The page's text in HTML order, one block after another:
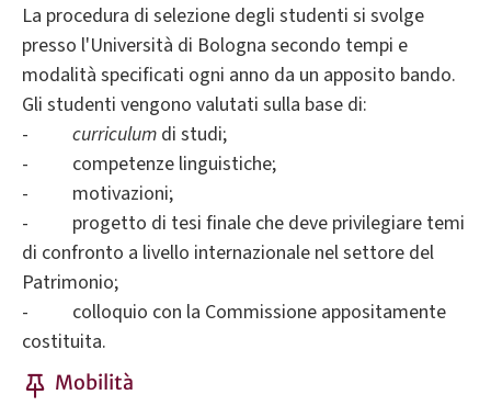
La procedura di selezione degli studenti si svolge
presso l'Università di Bologna secondo tempi e
modalità specificati ogni anno da un apposito bando.
Gli studenti vengono valutati sulla base di:
- curriculum di studi;
- competenze linguistiche;
- motivazioni;
- progetto di tesi finale che deve privilegiare temi
di confronto a livello internazionale nel settore del
Patrimonio;
- colloquio con la Commissione appositamente
costituita.
Mobilità